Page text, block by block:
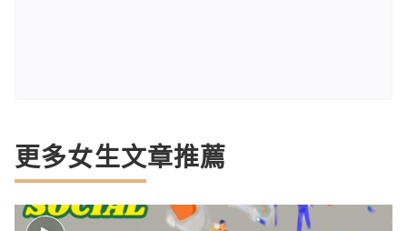
更多女生文章推薦